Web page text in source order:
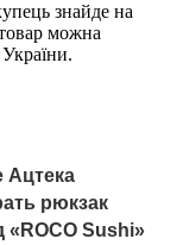
знайде на
можна
Ацтека
рюкзак
«ROCO Sushi»